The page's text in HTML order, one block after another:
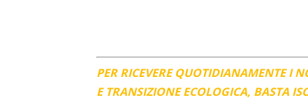
PER RICEVERE QUOTIDIANAMENTE I
E TRANSIZIONE ECOLOGICA, BASTA